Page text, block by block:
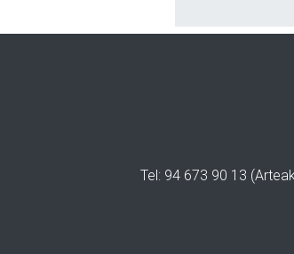
Tel: 94 673 90 13